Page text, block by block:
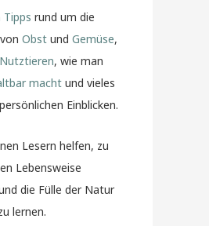
Tipps rund um die
Obst und Gemüse,
, wie man
macht und vieles
Einblicken.
Lesern helfen, zu
Lebensweise
die Fülle der Natur
lernen.